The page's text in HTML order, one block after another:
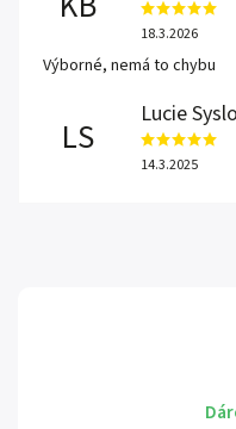
18.3.2026
Výborné, nemá to chybu
LS
Lucie
14.3.2025